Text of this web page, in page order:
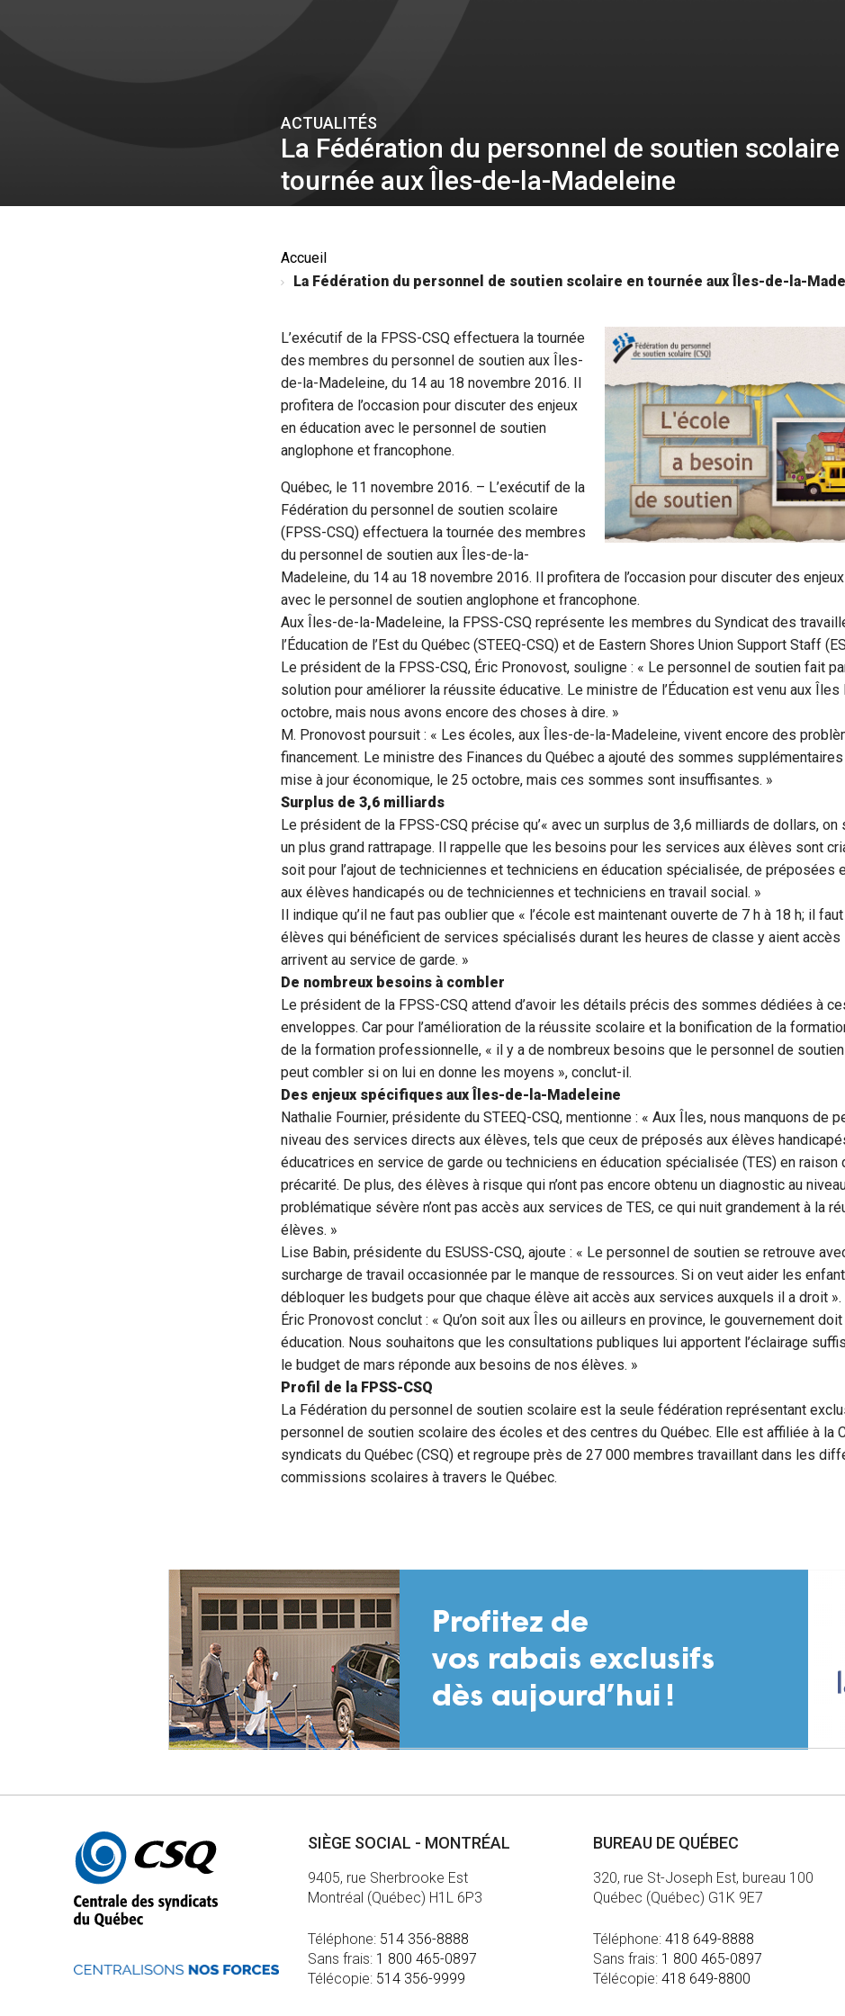
ACTUALITÉS
La Fédération du personnel de soutien scolaire
tournée aux Îles-de-la-Madeleine
Accueil
La Fédération du personnel de soutien scolaire en tournée aux Îles-de-la-
L’exécutif de la FPSS-CSQ effectuera la tournée
des membres du personnel de soutien aux Îles-
de-la-Madeleine, du 14 au 18 novembre 2016. Il
profitera de l’occasion pour discuter des enjeux
en éducation avec le personnel de soutien
anglophone et francophone.
Québec, le 11 novembre 2016. – L’exécutif de la
Fédération du personnel de soutien scolaire
(FPSS-CSQ) effectuera la tournée des membres
du personnel de soutien aux Îles-de-la-
Madeleine, du 14 au 18 novembre 2016. Il profitera de l’occasion pour discuter des
avec le personnel de soutien anglophone et francophone.
Aux Îles-de-la-Madeleine, la FPSS-CSQ représente les membres du Syndicat des
l’Éducation de l’Est du Québec (STEEQ-CSQ) et de Eastern Shores Union Support Staff
Le président de la FPSS-CSQ, Éric Pronovost, souligne : « Le personnel de soutien fait
solution pour améliorer la réussite éducative. Le ministre de l’Éducation est venu aux Îles
octobre, mais nous avons encore des choses à dire. »
M. Pronovost poursuit : « Les écoles, aux Îles-de-la-Madeleine, vivent encore des
financement. Le ministre des Finances du Québec a ajouté des sommes
mise à jour économique, le 25 octobre, mais ces sommes sont insuffisantes. »
Surplus de 3,6 milliards
Le président de la FPSS-CSQ précise qu’« avec un surplus de 3,6 milliards de dollars, on
un plus grand rattrapage. Il rappelle que les besoins pour les services aux élèves sont
soit pour l’ajout de techniciennes et techniciens en éducation spécialisée, de préposées
aux élèves handicapés ou de techniciennes et techniciens en travail social. »
Il indique qu’il ne faut pas oublier que « l’école est maintenant ouverte de 7 h à 18 h; il
élèves qui bénéficient de services spécialisés durant les heures de classe y aient accès
arrivent au service de garde. »
De nombreux besoins à combler
Le président de la FPSS-CSQ attend d’avoir les détails précis des sommes dédiées à
enveloppes. Car pour l’amélioration de la réussite scolaire et la bonification de la
de la formation professionnelle, « il y a de nombreux besoins que le personnel de
peut combler si on lui en donne les moyens », conclut-il.
Des enjeux spécifiques aux Îles-de-la-Madeleine
Nathalie Fournier, présidente du STEEQ-CSQ, mentionne : « Aux Îles, nous manquons de
niveau des services directs aux élèves, tels que ceux de préposés aux élèves
éducatrices en service de garde ou techniciens en éducation spécialisée (TES) en raison
précarité. De plus, des élèves à risque qui n’ont pas encore obtenu un diagnostic au
problématique sévère n’ont pas accès aux services de TES, ce qui nuit grandement à la
élèves. »
Lise Babin, présidente du ESUSS-CSQ, ajoute : « Le personnel de soutien se retrouve
surcharge de travail occasionnée par le manque de ressources. Si on veut aider les
débloquer les budgets pour que chaque élève ait accès aux services auxquels il a droit ».
Éric Pronovost conclut : « Qu’on soit aux Îles ou ailleurs en province, le gouvernement
éducation. Nous souhaitons que les consultations publiques lui apportent l’éclairage
le budget de mars réponde aux besoins de nos élèves. »
Profil de la FPSS-CSQ
La Fédération du personnel de soutien scolaire est la seule fédération représentant
personnel de soutien scolaire des écoles et des centres du Québec. Elle est affiliée à la
syndicats du Québec (CSQ) et regroupe près de 27 000 membres travaillant dans les
commissions scolaires à travers le Québec.
Autres
informations
SIÈGE SOCIAL - MONTRÉAL
9405, rue Sherbrooke Est
Montréal (Québec) H1L 6P3
Téléphone: 514 356-8888
Sans frais: 1 800 465-0897
Télécopie: 514 356-9999
BUREAU DE QUÉBEC
320, rue St-Joseph Est, bureau 100
Québec (Québec) G1K 9E7
Téléphone:418 649-8888
Sans frais: 1 800 465-0897
Télécopie:418 649-8800